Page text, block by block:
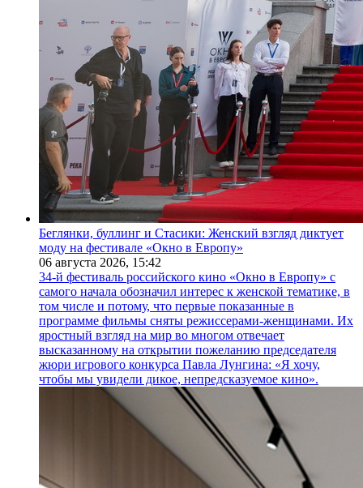
Беглянки, буллинг и Стасики: Женский взгляд диктует
моду на фестивале «Окно в Европу»
06 августа 2026, 15:42
34-й фестиваль российского кино «Окно в Европу» с
самого начала обозначил интерес к женской тематике, в
том числе и потому, что первые показанные в
программе фильмы сняты режиссерами-женщинами. Их
яростный взгляд на мир во многом отвечает
высказанному на открытии пожеланию председателя
жюри игрового конкурса Павла Лунгина: «Я хочу,
чтобы мы увидели дикое, непредсказуемое кино».